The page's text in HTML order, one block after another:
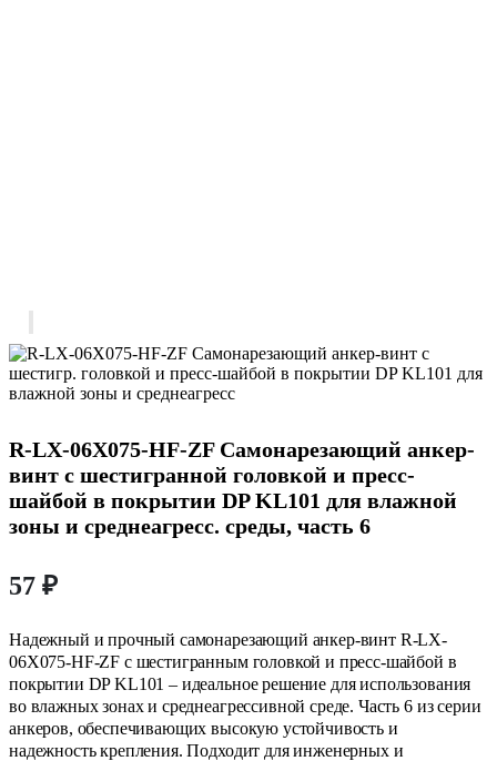
R-LX-06X075-HF-ZF Самонарезающий анкер-
винт с шестигранной головкой и пресс-
шайбой в покрытии DP KL101 для влажной
зоны и среднеагресс. среды, часть 6
57 ₽
Надежный и прочный самонарезающий анкер-винт R-LX-
06X075-HF-ZF с шестигранным головкой и пресс-шайбой в
покрытии DP KL101 – идеальное решение для использования
во влажных зонах и среднеагрессивной среде. Часть 6 из серии
анкеров, обеспечивающих высокую устойчивость и
надежность крепления. Подходит для инженерных и